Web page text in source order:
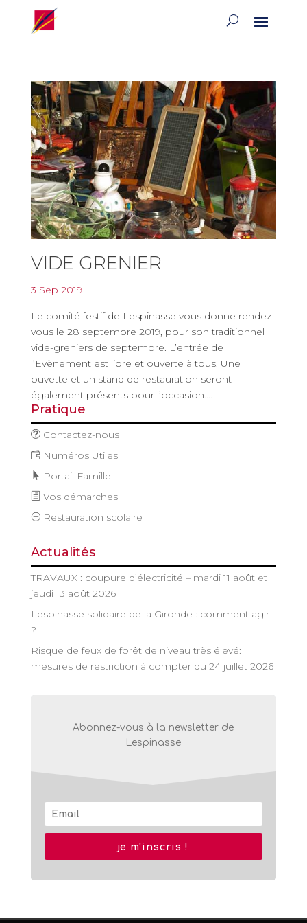
VIDE GRENIER
3 Sep 2019
Le comité festif de Lespinasse vous donne rendez
vous le 28 septembre 2019, pour son traditionnel
vide-greniers de septembre. L’entrée de
l’Evènement est libre et ouverte à tous. Une
buvette et un stand de restauration seront
également présents pour l’occasion....
Pratique
Contactez-nous
Numéros Utiles
Portail Famille
Vos démarches
Restauration scolaire
Actualités
TRAVAUX : coupure d’électricité – mardi 11 août et
jeudi 13 août 2026
Lespinasse solidaire de la Gironde : comment agir
?
Risque de feux de forêt de niveau très élevé:
mesures de restriction à compter du 24 juillet 2026
Abonnez-vous à la newsletter de
Lespinasse
je m'inscris !